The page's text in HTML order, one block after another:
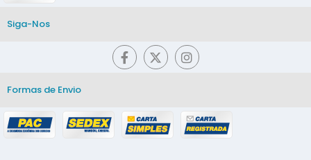
Siga-Nos
Formas de Envio